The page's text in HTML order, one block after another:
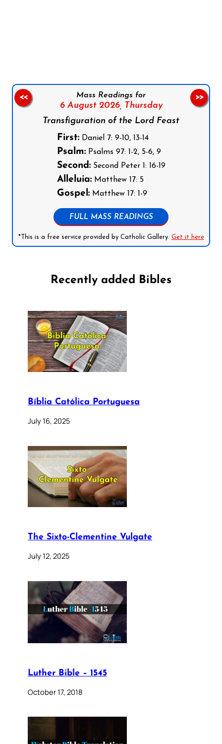
Mass Readings for
6 August 2026, Thursday
Transfiguration of the Lord Feast
First:Daniel 7: 9-10, 13-14
Psalm:Psalms 97: 1-2, 5-6, 9
Second:Second Peter 1: 16-19
Alleluia:Matthew 17: 5
Gospel:Matthew 17: 1-9
FULL MASS READINGS
*This is a free service provided by Catholic Gallery. Get it here
<< >>
Recently added Bibles
Bíblia Católica Portuguesa
July 16, 2025
The Sixto-Clementine Vulgate
July 12, 2025
Luther Bible – 1545
October 17, 2018